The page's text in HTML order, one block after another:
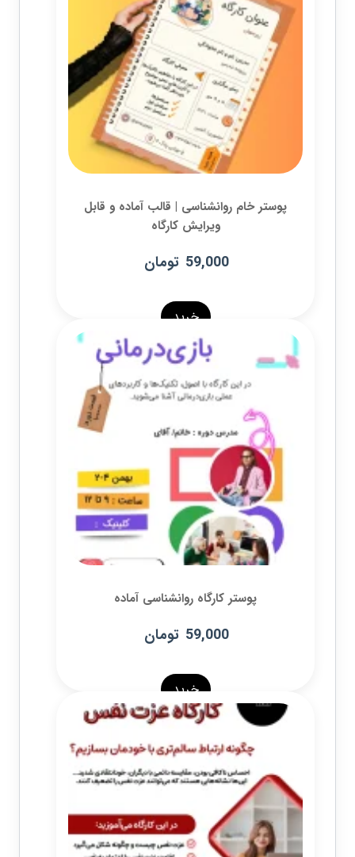
پوستر خام روانشناسی | قالب آماده و قابل
ویرایش کارگاه
59,000 تومان
خرید
پوستر کارگاه روانشناسی آماده
59,000 تومان
خرید